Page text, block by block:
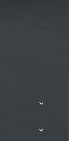

